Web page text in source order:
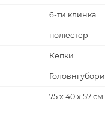
6-ти клинка
поліестер
Кепки
Головні убори
75 х 40 х 57 см